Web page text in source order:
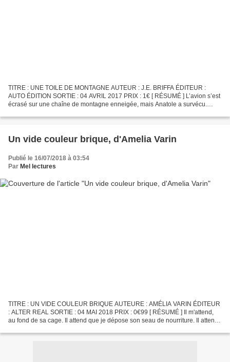
TITRE : UNE TOILE DE MONTAGNE AUTEUR : J.E. BRIFFA ÉDITEUR :
AUTO ÉDITION SORTIE : 04 AVRIL 2017 PRIX : 1€ [ RÉSUMÉ ] L’avion s’est
écrasé sur une chaîne de montagne enneigée, mais Anatole a survécu.
Un vide couleur brique, d'Amelia Varin
Publié le 16/07/2018 à 03:54
Par Mel lectures
TITRE : UN VIDE COULEUR BRIQUE AUTEURE : AMÉLIA VARIN ÉDITEUR
: ALTER REAL SORTIE : 04 MAI 2018 PRIX : 0€99 [ RÉSUMÉ ] Il m'attend,
au fond de sa cage. Il attend que je dépose son seau de nourriture. Il attend